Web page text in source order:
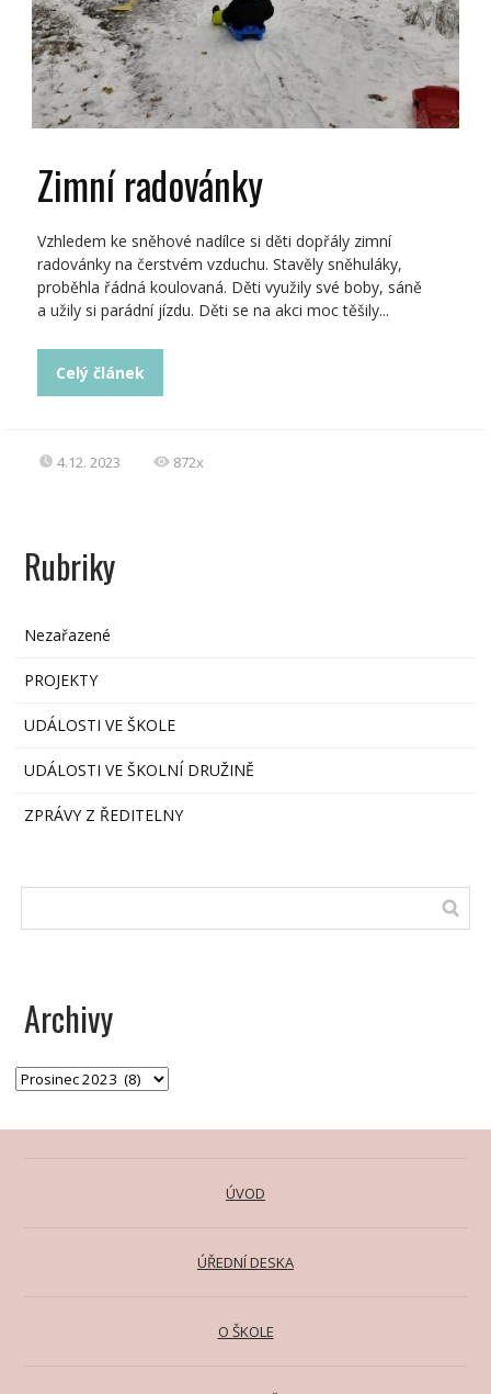
Zimní radovánky
Vzhledem ke sněhové nadílce si děti dopřály zimní
radovánky na čerstvém vzduchu. Stavěly sněhuláky,
proběhla řádná koulovaná. Děti využily své boby, sáně
a užily si parádní jízdu. Děti se na akci moc těšily...
Celý článek
4.12. 2023 872x
Rubriky
Nezařazené
PROJEKTY
UDÁLOSTI VE ŠKOLE
UDÁLOSTI VE ŠKOLNÍ DRUŽINĚ
ZPRÁVY Z ŘEDITELNY
Archivy
ÚVOD
ÚŘEDNÍ DESKA
O ŠKOLE